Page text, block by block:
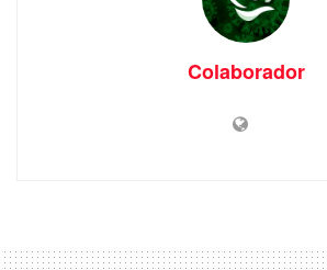
Colaborador